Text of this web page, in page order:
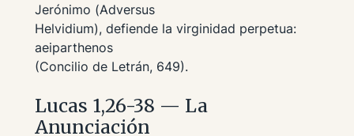
Jerónimo (Adversus
Helvidium), defiende la virginidad perpetua:
aeiparthenos
(Concilio de Letrán, 649).
Lucas 1,26-38 — La
Anunciación